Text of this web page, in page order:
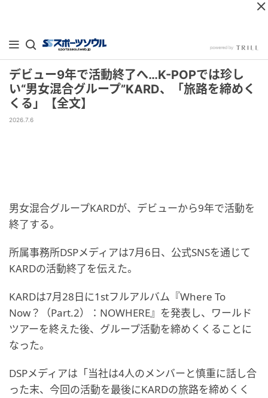
デビュー9年で活動終了へ…K-POPでは珍し
い“男女混合グループ”KARD、「旅路を締めく
くる」【全文】
2026.7.6
男女混合グループKARDが、デビューから9年で活動を
終了する。
所属事務所DSPメディアは7月6日、公式SNSを通じて
KARDの活動終了を伝えた。
KARDは7月28日に1stフルアルバム『Where To
Now？（Part.2）：NOWHERE』を発表し、ワールド
ツアーを終えた後、グループ活動を締めくくることに
なった。
DSPメディアは「当社は4人のメンバーと慎重に話し合
った末、今回の活動を最後にKARDの旅路を締めくく